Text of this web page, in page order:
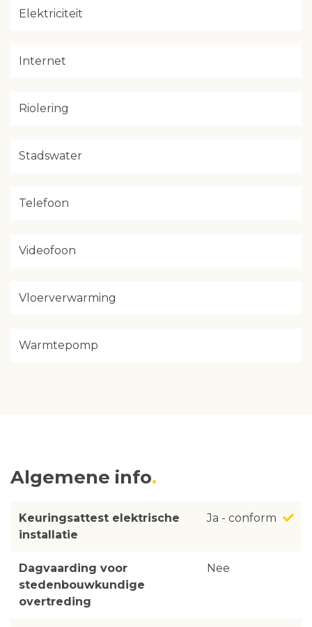
Elektriciteit
Internet
Riolering
Stadswater
Telefoon
Videofoon
Vloerverwarming
Warmtepomp
Algemene info
Keuringsattest elektrische
installatie
Ja - conform
Dagvaarding voor
stedenbouwkundige
overtreding
Nee